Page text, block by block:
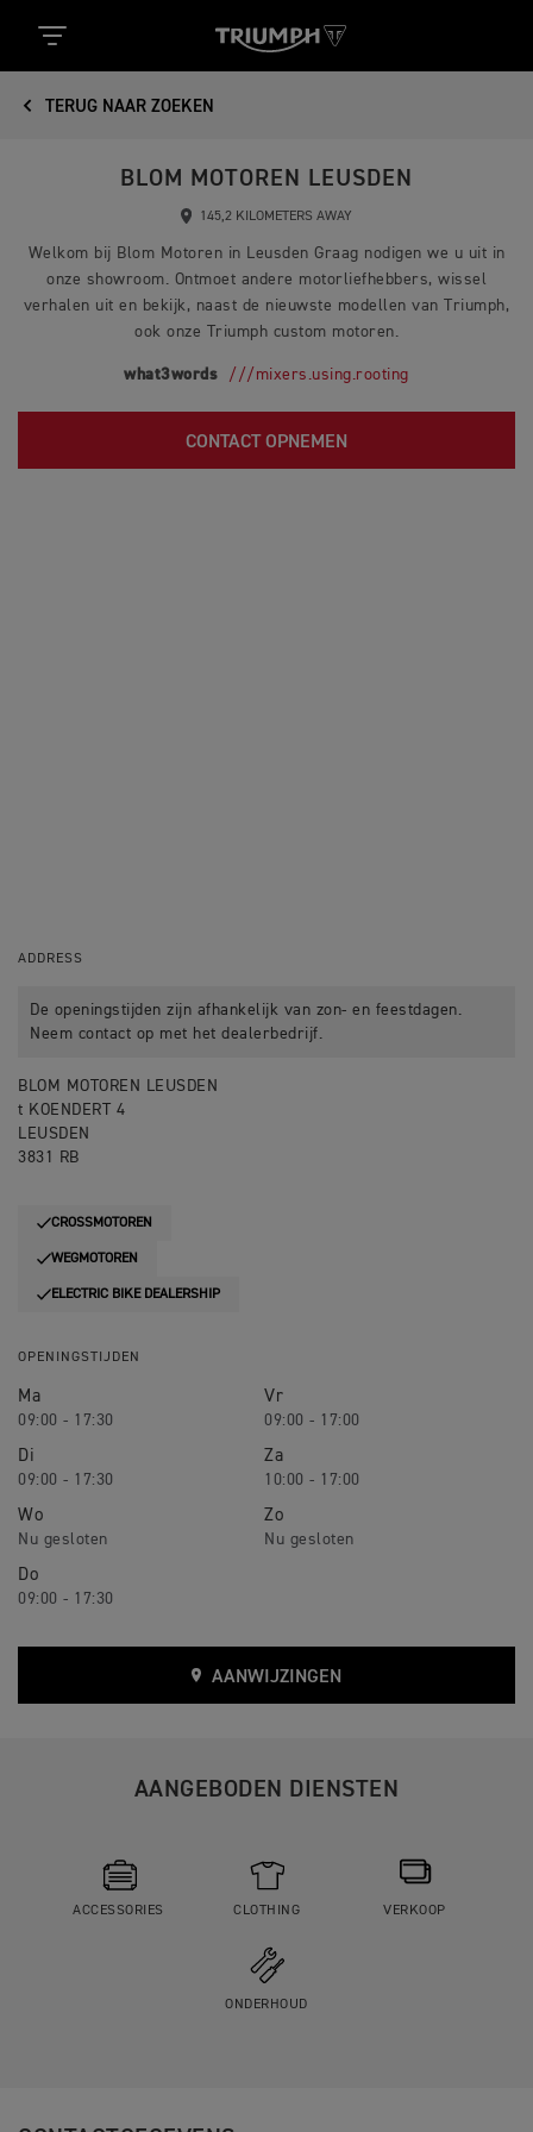
TERUG NAAR ZOEKEN
BLOM MOTOREN LEUSDEN
145,2 KILOMETERS AWAY
Welkom bij Blom Motoren in Leusden Graag nodigen we u uit in
onze showroom. Ontmoet andere motorliefhebbers, wissel
verhalen uit en bekijk, naast de nieuwste modellen van Triumph,
ook onze Triumph custom motoren.
what3words ///mixers.using.rooting
CONTACT OPNEMEN
ADDRESS
De openingstijden zijn afhankelijk van zon- en feestdagen.
Neem contact op met het dealerbedrijf.
BLOM MOTOREN LEUSDEN
t KOENDERT 4
LEUSDEN
3831 RB
CROSSMOTOREN
WEGMOTOREN
ELECTRIC BIKE DEALERSHIP
OPENINGSTIJDEN
Ma
09:00 - 17:30
Di
09:00 - 17:30
Wo
Do
09:00 - 17:30
Vr
09:00 - 17:00
Za
10:00 - 17:00
Zo
AANWIJZINGEN
AANGEBODEN DIENSTEN
ACCESSORIES CLOTHING VERKOOP
ONDERHOUD